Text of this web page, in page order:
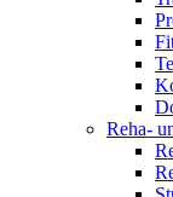
Reha-